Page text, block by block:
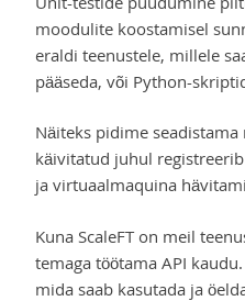
moodulite koostamisel
eraldi teenustele, millele
pääseda, või Python-
Näiteks pidime
käivitatud juhul
ja virtuaalmaquina
Kuna ScaleFT on meil
temaga töötama API
mida saab kasutada ja